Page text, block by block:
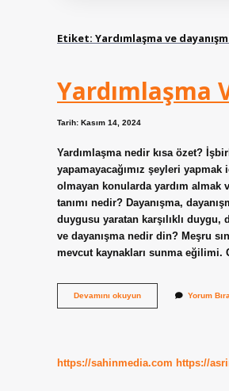
Etiket: Yardımlaşma ve
Yardımlaşma
Tarih: Kasım 14, 2024
Yardımlaşma nedir kısa özet?
yapamayacağımız şeyleri
olmayan konularda yardım almak
tanımı nedir? Dayanışma,
duygusu yaratan karşılıklı duygu,
ve dayanışma nedir din? Meşru
mevcut kaynakları sunma
Devamını okuyunYardımlaşma
Ve
Yorum
https://sahinmedia.com https://